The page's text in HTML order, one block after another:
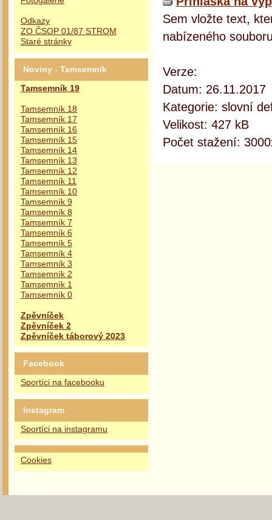
Odkazy
ZO ČSOP 01/87 STROM
Staré stránky
Noviny - Tamsemník
Tamsemník 19
Tamsemník 18
Tamsemník 17
Tamsemník 16
Tamsemník 15
Tamsemník 14
Tamsemník 13
Tamsemník 12
Tamsemník 11
Tamsemník 10
Tamsemník 9
Tamsemník 8
Tamsemník 7
Tamsemník 6
Tamsemník 5
Tamsemník 4
Tamsemník 3
Tamsemník 2
Tamsemník 1
Tamsemník 0
Zpěvníček
Zpěvníček 2
Zpěvníček táborový 2023
Facebook
Sportíci na facebooku
Instagram
Sportíci na instagramu
Cookies
Sem vložte text,
nabízeného
Verze:
Datum: 26.11.2017
Kategorie: slovní
Velikost: 427 kB
Počet stažení: